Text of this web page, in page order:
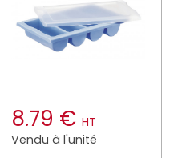
8.79 € HT
Vendu à l'unité